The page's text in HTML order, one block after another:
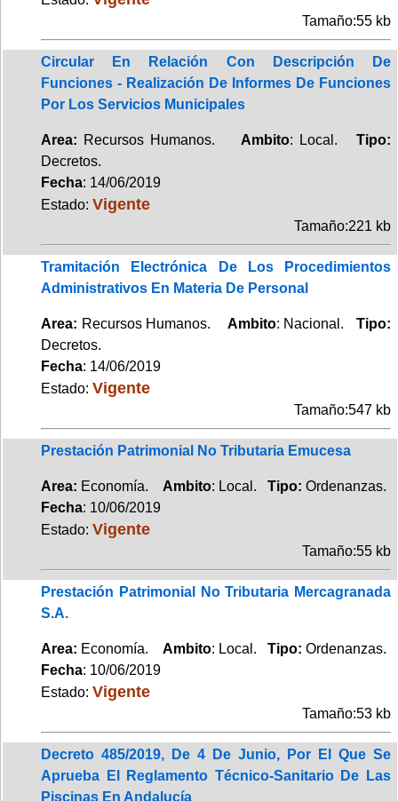
Tamaño:55 kb
Circular En Relación Con Descripción De
Funciones - Realización De Informes De Funciones
Por Los Servicios Municipales
Area: Recursos Humanos. Ambito: Local.Tipo:
Decretos.
Fecha: 14/06/2019
Estado: Vigente
Tamaño:221 kb
Tramitación Electrónica De Los Procedimientos
Administrativos En Materia De Personal
Area: Recursos Humanos. Ambito: Nacional.Tipo:
Decretos.
Fecha: 14/06/2019
Estado: Vigente
Tamaño:547 kb
Prestación Patrimonial No Tributaria Emucesa
Area: Economía. Ambito: Local. Tipo: Ordenanzas.
Fecha: 10/06/2019
Estado: Vigente
Tamaño:55 kb
Prestación Patrimonial No Tributaria Mercagranada
S.A.
Area: Economía. Ambito: Local. Tipo: Ordenanzas.
Fecha: 10/06/2019
Estado: Vigente
Tamaño:53 kb
Decreto 485/2019, De 4 De Junio, Por El Que Se
Aprueba El Reglamento Técnico-Sanitario De Las
Piscinas En Andalucía